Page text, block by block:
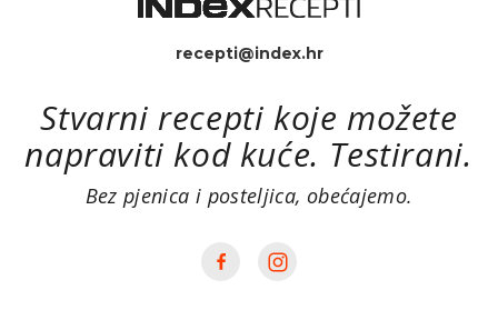
recepti@index.hr
Stvarni recepti koje možete
napraviti kod kuće. Testirani.
Bez pjenica i posteljica, obećajemo.